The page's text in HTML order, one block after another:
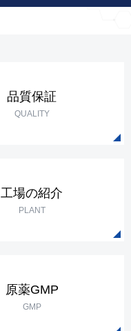
品質保証
QUALITY
工場の紹介
PLANT
原薬GMP
GMP